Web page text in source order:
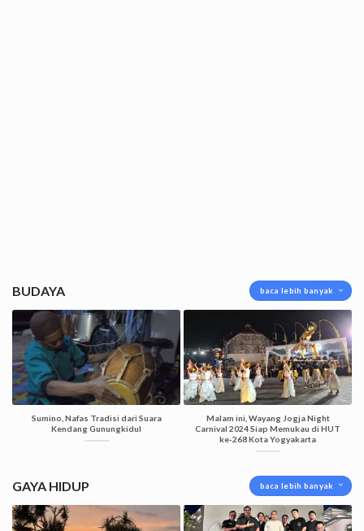
BUDAYA baca lebih banyak
Sumino, Nafas Tradisi dari Suara
Kendang Gunungkidul
Malam ini, Wayang Jogja Night
Carnival 2024 Siap Memukau di HUT
ke-268 Kota Yogyakarta
GAYA HIDUP baca lebih banyak